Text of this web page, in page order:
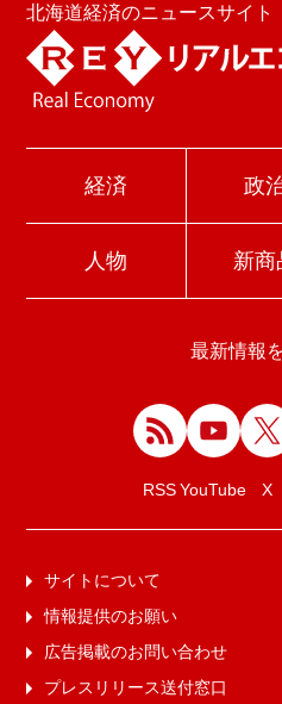
北海道経済のニュースサイト
経済 政
人物 新商
最新情報
RSSYouTube X
サイトについて
情報提供のお願い
広告掲載のお問い合わせ
プレスリリース送付窓口